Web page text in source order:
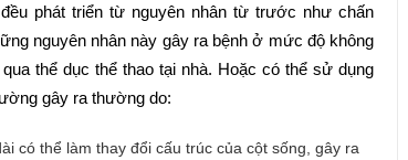
phát triển từ nguyên nhân từ trước như chấn
nguyên nhân này gây ra bệnh ở mức độ không
thể dục thể thao tại nhà. Hoặc có thể sử dụng
gây ra thường do:
có thể làm thay đổi cấu trúc của cột sống, gây ra